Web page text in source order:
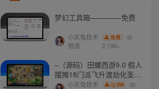
梦幻工具箱————-免费
小灰兔技术
频道
免费
2.1W+
–（源码）田螺西游9.0 假人
摆摊18门派飞升渡劫化圣助
战最新BB谛听….
小灰兔技术
298